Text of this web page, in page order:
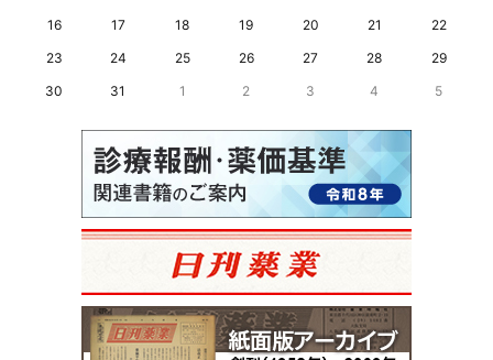
16
17 18 19 20 21
22
23
24 25 26 27 28
29
30
31 1 2 3 4 5